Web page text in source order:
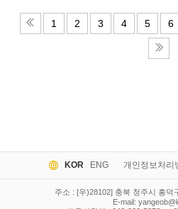
1 2 3 4 5 6
KOR ENG 개인정보처리
주소 : [우)28102] 충북 청주시 흥덕
E-mail: